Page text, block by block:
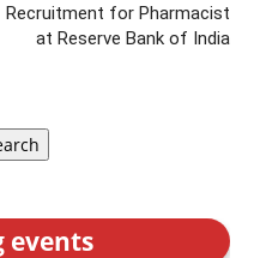
Recruitment for Pharmacist
at Reserve Bank of India
events